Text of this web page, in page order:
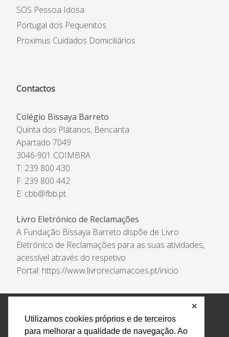
Utilizamos cookies próprios e de terceiros
para melhorar a qualidade de navegação. Ao
✕
SOS Pessoa Idosa
Portugal dos Pequenitos
Proximus Cuidados Domiciliários
Contactos
Colégio Bissaya Barreto
Quinta dos Plátanos, Bencanta
Apartado 7049
3046-901 COIMBRA
T: 239 800 430
F: 239 800 442
E: cbb@fbb.pt
Livro Eletrónico de Reclamações
A Fundação Bissaya Barreto dispõe de Livro
Eletrónico de Reclamações para as suas atividades,
acessível através do respetivo
Portal: https://www.livroreclamacoes.pt/inicio
Política de Privacidade e Tratamento de Dados
Encarregado de Proteção de Dados
Livro Eletrónico
de Reclamações
Canal de Denúncias